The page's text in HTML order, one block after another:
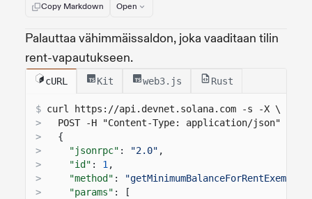
Copy Markdown Open
Palauttaa vähimmäissaldon, joka vaaditaan tilin
rent-vapautukseen.
cURL Kit web3.js Rust
$ curl https://api.devnet.solana.com -s -X \
>
POST -H "Content-Type: application/json" -d
>
{
>
"jsonrpc" : "2.0" ,
>
"id" : 1 ,
>
"method" :
>
"params" : [